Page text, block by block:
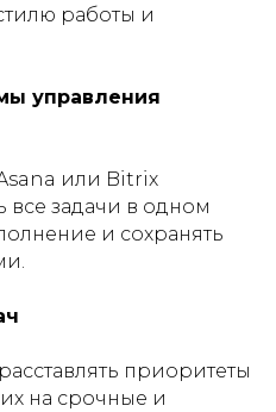
работы и
управления
или Bitrix
все задачи в одном
и сохранять
приоритеты
на срочные и